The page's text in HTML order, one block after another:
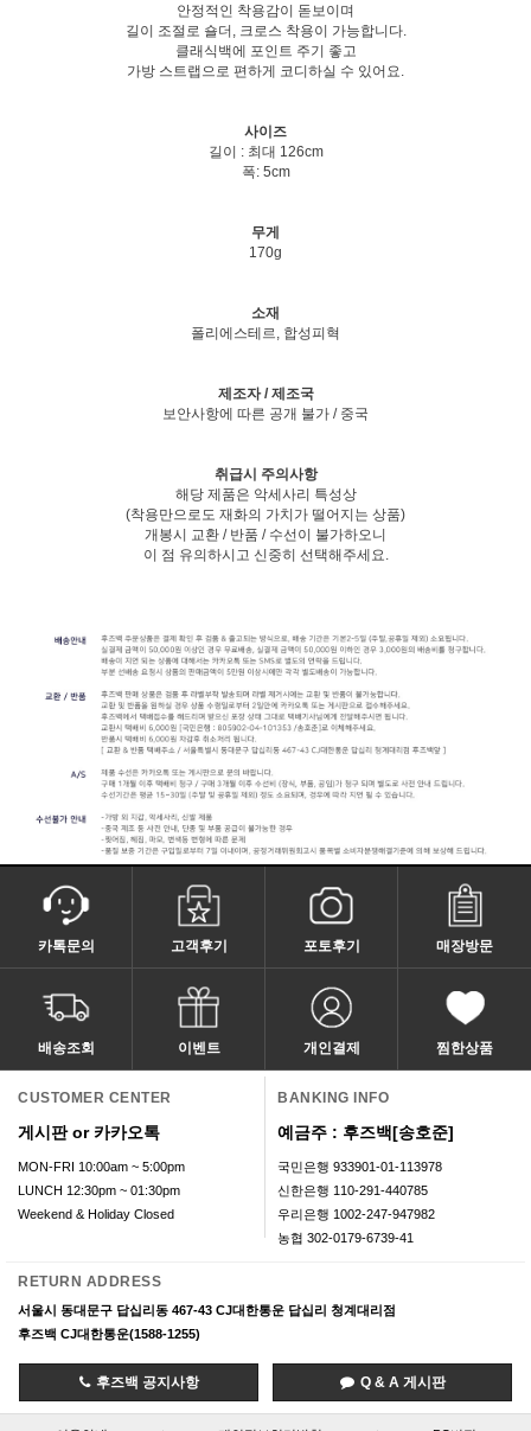
안정적인 착용감이 돋보이며
길이 조절로 숄더, 크로스 착용이 가능합니다.
클래식백에 포인트 주기 좋고
가방 스트랩으로 편하게 코디하실 수 있어요.
사이즈
길이 : 최대 126cm
폭: 5cm
무게
170g
소재
폴리에스테르, 합성피혁
제조자 / 제조국
보안사항에 따른 공개 불가 / 중국
취급시 주의사항
해당 제품은 악세사리 특성상
(착용만으로도 재화의 가치가 떨어지는 상품)
개봉시 교환 / 반품 / 수선이 불가하오니
이 점 유의하시고 신중히 선택해주세요.
카톡문의 고객후기 포토후기 매장방문
배송조회 이벤트 개인결제 찜한상품
CUSTOMER CENTER
게시판 or 카카오톡
MON-FRI 10:00am ~ 5:00pm
LUNCH 12:30pm ~ 01:30pm
Weekend & Holiday Closed
BANKING INFO
예금주 : 후즈백[송호준]
국민은행 933901-01-113978
신한은행 110-291-440785
우리은행 1002-247-947982
농협 302-0179-6739-41
RETURN ADDRESS
서울시 동대문구 답십리동 467-43 CJ대한통운 답십리 청계대리점
후즈백 CJ대한통운(1588-1255)
후즈백 공지사항 Q & A 게시판